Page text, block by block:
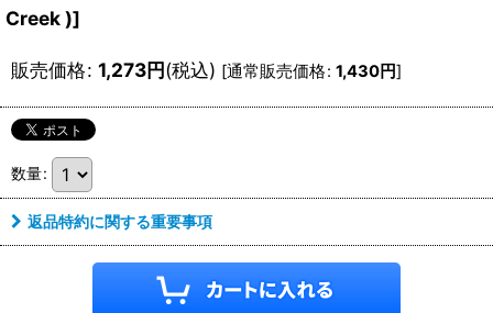
Creek )]
販売価格: 1,273円(税込) [通常販売価格: 1,430円]
数量:
返品特約に関する重要事項